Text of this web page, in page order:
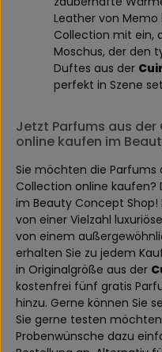
Leather von Memo
Collection mit ein,
Moschus, der den
Duftes aus der
perfekt in Szene
Jetzt Parfums aus
online kaufen im
Sie möchten die Parfums
Collection online kaufen?
im Beauty Concept
von einer Vielzahl
von einem
erhalten Sie zu jedem
in Originalgröße aus der
kostenfrei fünf gratis
hinzu. Gerne können Sie
Sie gerne testen
Probenwünsche dazu